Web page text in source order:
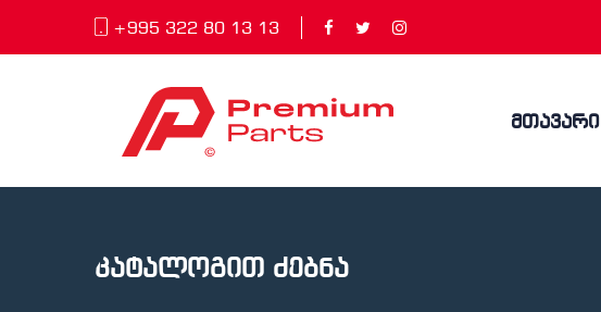
+995 322 80 13 13
მთავარი
კატალოგით ძებნა